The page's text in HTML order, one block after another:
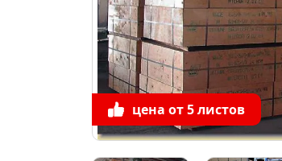
цена от 5 листов